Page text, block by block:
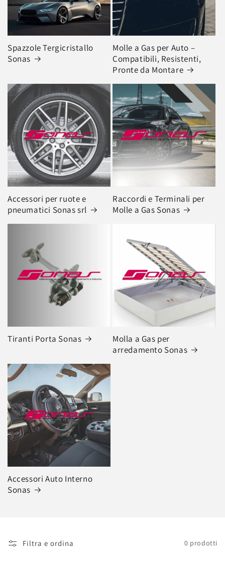
n
e
:
Spazzole Tergicristallo
Sonas
Molle a Gas per Auto –
Compatibili, Resistenti,
Pronte da Montare
Accessori per ruote e
pneumatici Sonas srl
Raccordi e Terminali per
Molle a Gas Sonas
Tiranti Porta Sonas
Molla a Gas per
arredamento Sonas
Accessori Auto Interno
Sonas
Filtra e ordina 0 prodotti